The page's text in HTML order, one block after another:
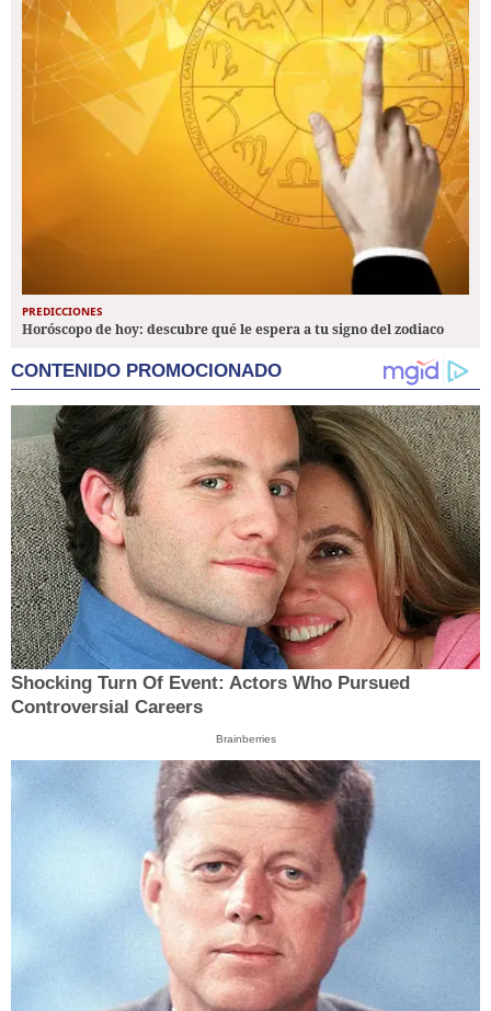
PREDICCIONES
Horóscopo de hoy: descubre qué le espera a tu signo del zodiaco
CONTENIDO PROMOCIONADO
Shocking Turn Of Event: Actors Who Pursued
Controversial Careers
Brainberries